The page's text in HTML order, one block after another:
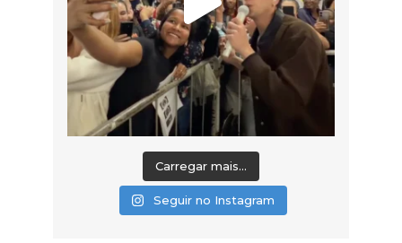
Carregar mais...
Seguir no Instagram